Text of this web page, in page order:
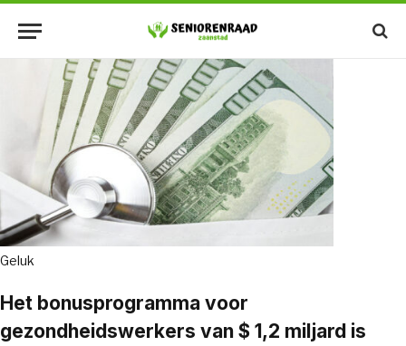
Geluk
Het bonusprogramma voor
gezondheidswerkers van $ 1,2 miljard is